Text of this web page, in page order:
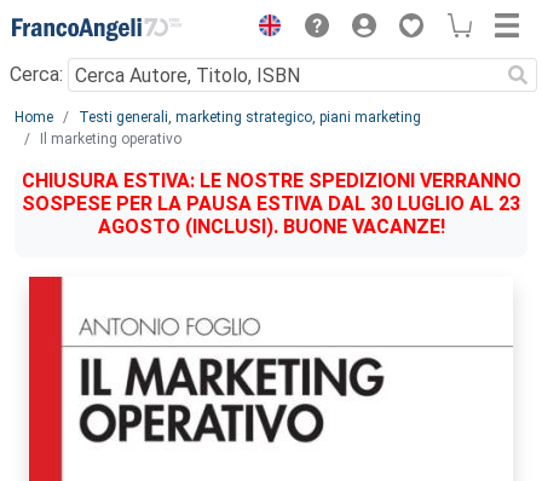
Menu
Cerca:
Main content
Home
Testi generali, marketing strategico, piani marketing
Il marketing operativo
CHIUSURA ESTIVA: LE NOSTRE SPEDIZIONI VERRANNO
SOSPESE PER LA PAUSA ESTIVA DAL 30 LUGLIO AL 23
AGOSTO (INCLUSI). BUONE VACANZE!